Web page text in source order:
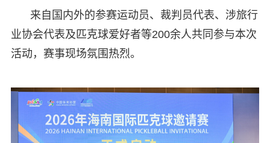
来自国内外的参赛运动员、裁判员代表、涉旅行
业协会代表及匹克球爱好者等200余人共同参与本次
活动，赛事现场氛围热烈。